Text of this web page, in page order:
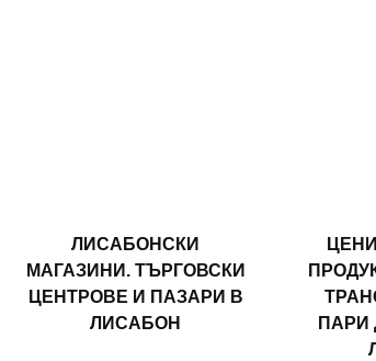
ЛИСАБОНСКИ
МАГАЗИНИ. ТЪРГОВСКИ
ЦЕНТРОВЕ И ПАЗАРИ В
ЛИСАБОН
ПАРИ